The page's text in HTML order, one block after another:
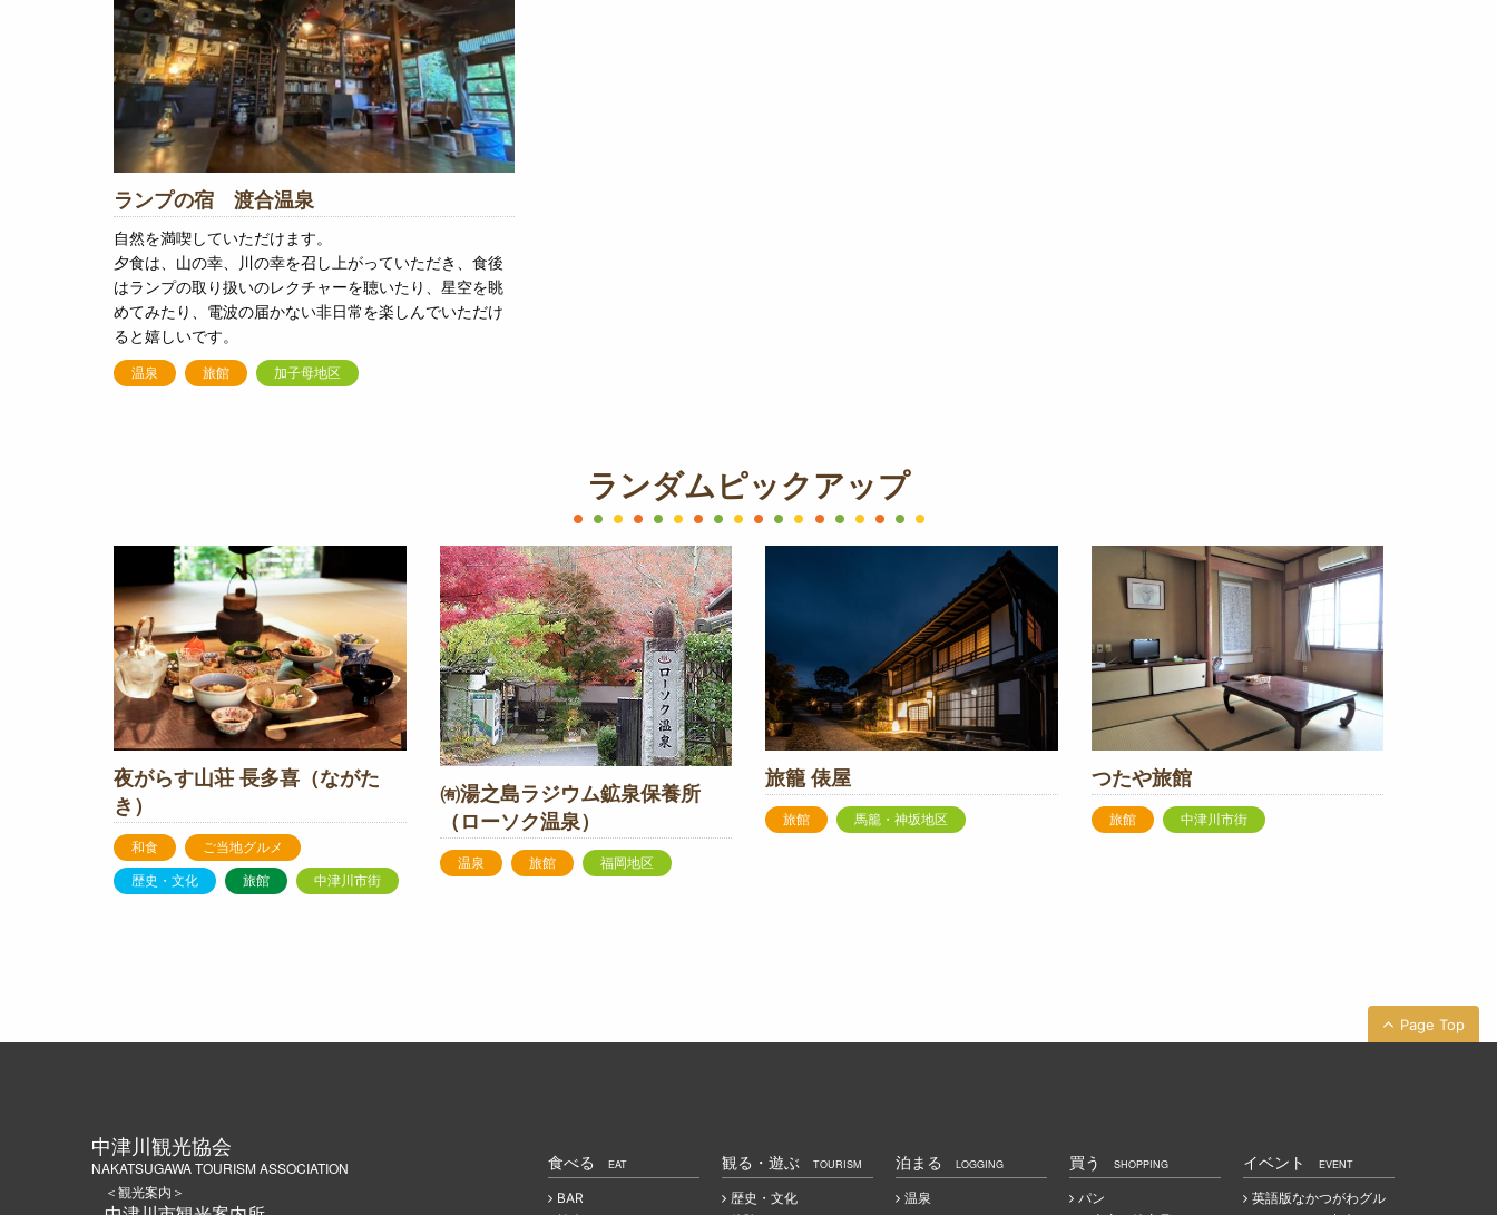
ランプの宿 渡合温泉
自然を満喫していただけます。
夕食は、山の幸、川の幸を召し上がっていただき、食後
はランプの取り扱いのレクチャーを聴いたり、星空を眺
めてみたり、電波の届かない非日常を楽しんでいただけ
ると嬉しいです。
温泉 旅館 加子母地区
ランダムピックアップ
夜がらす山荘 長多喜（ながた
き）
和食
ご当地グルメ
歴史・文化
旅館 中津川市街
㈲湯之島ラジウム鉱泉保養所
（ローソク温泉）
温泉 旅館 福岡地区
旅籠 俵屋
旅館 馬籠・神坂地区
つたや旅館
旅館 中津川市街
Page Top
中津川観光協会
NAKATSUGAWA TOURISM ASSOCIATION
＜観光案内＞
食べる EAT
BAR
観る・遊ぶ TOURISM
歴史・文化
泊まる LOGGING
温泉
買う SHOPPING
パン
イベント EVENT
英語版なかつがわグル